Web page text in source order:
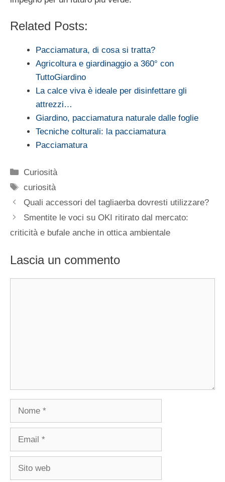
Related Posts:
Pacciamatura, di cosa si tratta?
Agricoltura e giardinaggio a 360° con
TuttoGiardino
La calce viva è ideale per disinfettare gli
attrezzi…
Giardino, pacciamatura naturale dalle foglie
Tecniche colturali: la pacciamatura
Pacciamatura
Categorie
Curiosità
Tag
curiosità
Quali accessori del tagliaerba dovresti utilizzare?
Smentite le voci su OKI ritirato dal mercato:
criticità e bufale anche in ottica ambientale
Lascia un commento
Nome
Email
Sito